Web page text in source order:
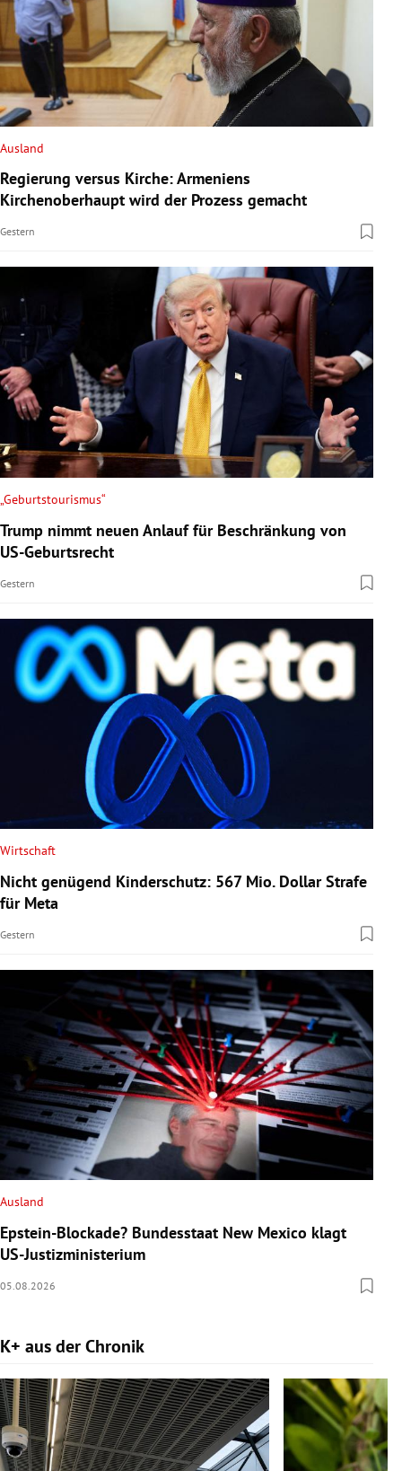
Ausland
Regierung versus Kirche: Armeniens
Kirchenoberhaupt wird der Prozess gemacht
Gestern
„Geburtstourismus“
Trump nimmt neuen Anlauf für Beschränkung von
US-Geburtsrecht
Gestern
Wirtschaft
Nicht genügend Kinderschutz: 567 Mio. Dollar Strafe
für Meta
Gestern
Ausland
Epstein-Blockade? Bundesstaat New Mexico klagt
US-Justizministerium
05.08.2026
K+ aus der Chronik
Slide 1 von 9